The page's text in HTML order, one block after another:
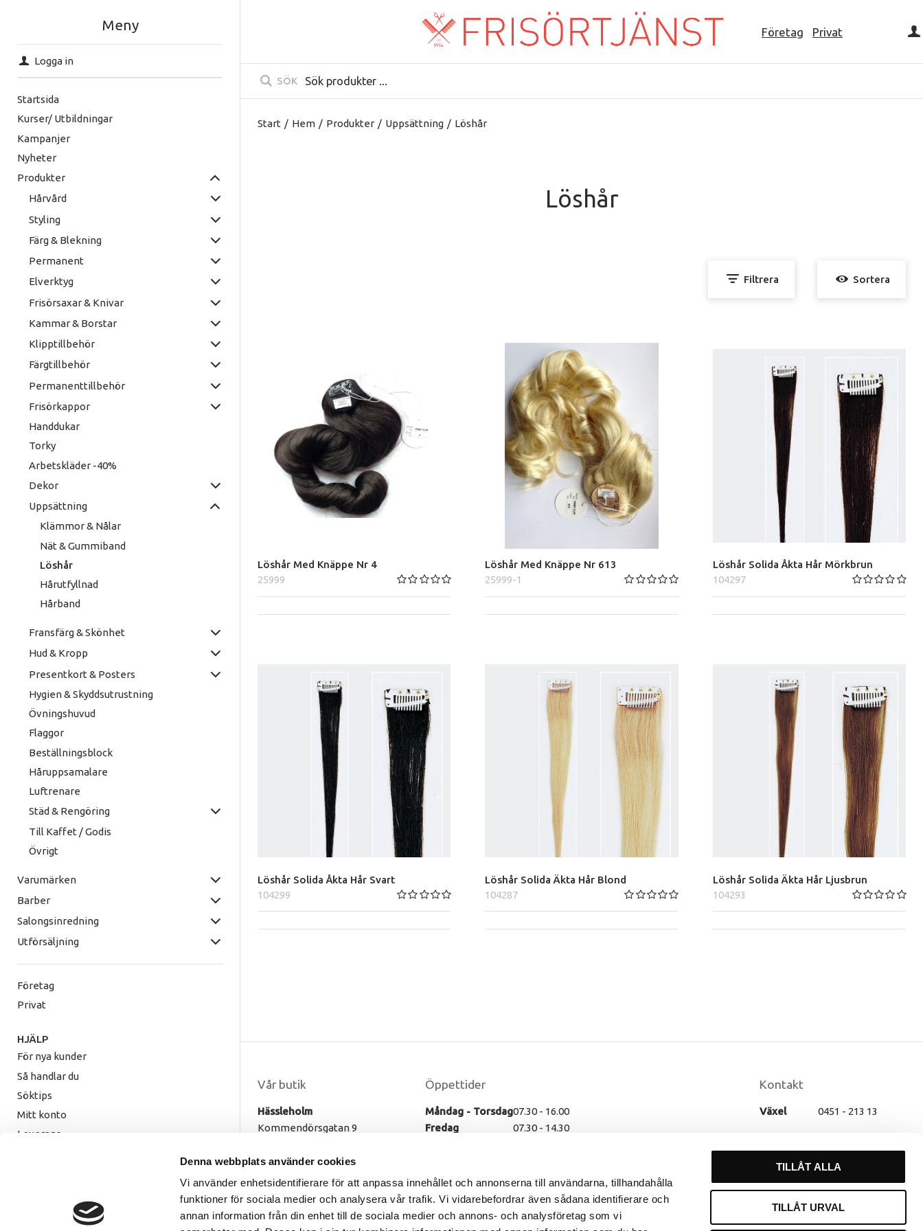
Denna webbplats använder cookies
Vi använder enhetsidentifierare för att anpassa innehållet och annonserna till användarna, tillhandahålla
funktioner för sociala medier och analysera vår trafik. Vi vidarebefordrar även sådana identifierare och
annan information från din enhet till de sociala medier och annons- och analysföretag som vi
TILLÅT ALLA
TILLÅT URVAL
Meny
Logga in
Startsida
Kurser/ Utbildningar
Kampanjer
Nyheter
Produkter
Hårvård
Styling
Färg & Blekning
Permanent
Elverktyg
Frisörsaxar & Knivar
Kammar & Borstar
Klipptillbehör
Färgtillbehör
Permanenttillbehör
Frisörkappor
Handdukar
Torky
Arbetskläder -40%
Dekor
Uppsättning
Klämmor & Nålar
Nät & Gummiband
Löshår
Hårutfyllnad
Hårband
Fransfärg & Skönhet
Hud & Kropp
Presentkort & Posters
Hygien & Skyddsutrustning
Övningshuvud
Flaggor
Beställningsblock
Håruppsamalare
Luftrenare
Städ & Rengöring
Till Kaffet / Godis
Övrigt
Varumärken
Barber
Salongsinredning
Utförsäljning
Företag
Privat
HJÄLP
För nya kunder
Så handlar du
Söktips
Mitt konto
Leverans
Skapa konto
Företag Privat
SÖK
Start / Hem / Produkter / Uppsättning / Löshår
Löshår
Filtrera Sortera
Löshår Med Knäppe Nr 4
25999
Löshår Med Knäppe Nr 613
25999-1
Löshår Solida Åkta Hår Mörkbrun
104297
Löshår Solida Åkta Hår Svart
104299
Löshår Solida Äkta Hår Blond
104287
Löshår Solida Äkta Hår Ljusbrun
104293
Vår butik
Hässleholm
Kommendörsgatan 9
Öppettider
Måndag - Torsdag07.30 - 16.00
Fredag
07.30 - 14.30
Kontakt
Växel 0451 - 213 13
info@frisortjanst.se
Frisörtjänst AB